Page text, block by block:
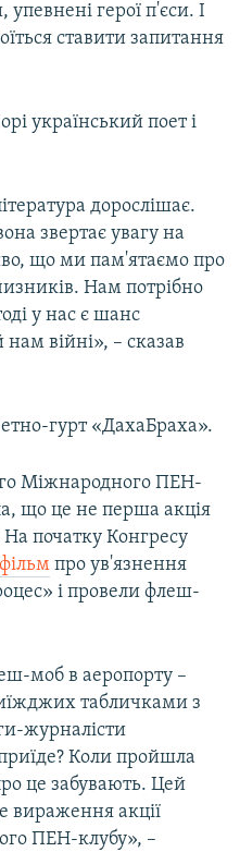
герої п'єси. І
ставити запитання
український поет і
дорослішає.
звертає увагу на
що ми пам'ятаємо про
Нам потрібно
у нас є шанс
війні», – сказав
гурт «ДахаБраха».
Міжнародного ПЕН-
що це не перша акція
початку Конгресу
про ув'язнення
і провели флеш-
моб в аеропорту –
табличками з
журналісти
Коли пройшла
це забувають. Цей
вираження акції
ПЕН-клубу», –